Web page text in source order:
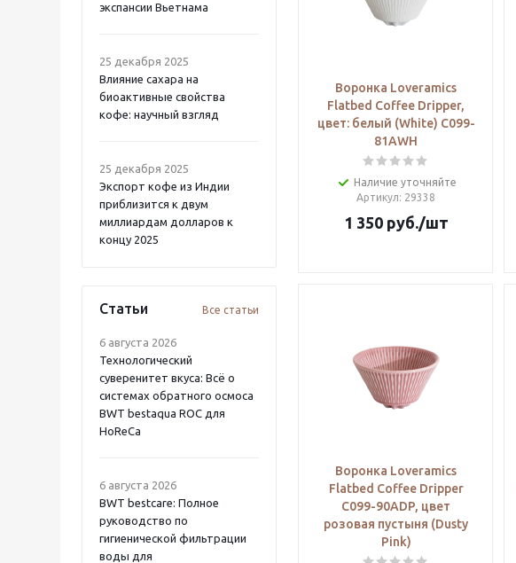
экспансии Вьетнама
25 декабря 2025
Влияние сахара на
биоактивные свойства
кофе: научный взгляд
25 декабря 2025
Экспорт кофе из Индии
приблизится к двум
миллиардам долларов к
концу 2025
Статьи Все статьи
6 августа 2026
Технологический
суверенитет вкуса: Всё о
системах обратного осмоса
BWT bestaqua ROC для
HoReCa
6 августа 2026
BWT bestcare: Полное
руководство по
гигиенической фильтрации
воды для
Воронка Loveramics
Flatbed Coffee Dripper,
цвет: белый (White) C099-
81AWH
Наличие уточняйте
Артикул: 29338
1 350руб./шт
Воронка Loveramics
Flatbed Coffee Dripper
C099-90ADP, цвет
розовая пустыня (Dusty
Pink)